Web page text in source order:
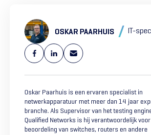
OSKAR PAARHUIS IT-
Oskar Paarhuis is een ervaren specialist in
netwerkapparatuur met meer dan 14 jaar
branche. Als Supervisor van het testing
Qualified Networks is hij verantwoordelijk
beoordeling van switches, routers en andere